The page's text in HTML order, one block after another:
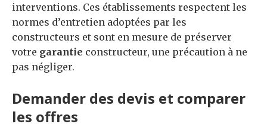
interventions. Ces établissements respectent les
normes d’entretien adoptées par les
constructeurs et sont en mesure de préserver
votre garantie constructeur, une précaution à ne
pas négliger.
Demander des devis et comparer
les offres